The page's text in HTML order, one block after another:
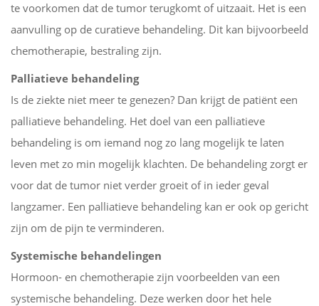
te voorkomen dat de tumor terugkomt of uitzaait. Het is een
aanvulling op de curatieve behandeling. Dit kan bijvoorbeeld
chemotherapie, bestraling zijn.
Palliatieve behandeling
Is de ziekte niet meer te genezen? Dan krijgt de patiënt een
palliatieve behandeling. Het doel van een palliatieve
behandeling is om iemand nog zo lang mogelijk te laten
leven met zo min mogelijk klachten. De behandeling zorgt er
voor dat de tumor niet verder groeit of in ieder geval
langzamer. Een palliatieve behandeling kan er ook op gericht
zijn om de pijn te verminderen.
Systemische behandelingen
Hormoon- en chemotherapie zijn voorbeelden van een
systemische behandeling. Deze werken door het hele